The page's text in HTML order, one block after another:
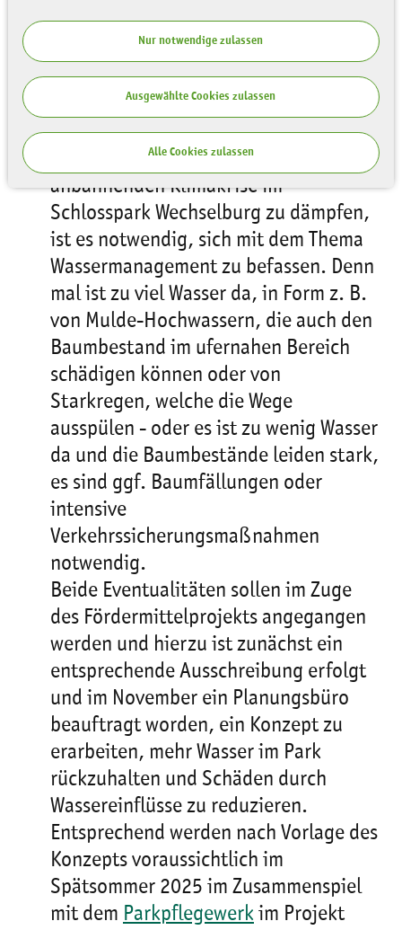
Nur notwendige zulassen
Ausgewählte Cookies zulassen
Alle Cookies zulassen
Im November sind zwei wichtige neue
Arbeitsschritte im Fördermittelprojekt
Wechselburg erfolgt:
Um die Auswirkungen der sich
anbahnenden Klimakrise im
Schlosspark Wechselburg zu dämpfen,
ist es notwendig, sich mit dem Thema
Wassermanagement zu befassen. Denn
mal ist zu viel Wasser da, in Form z. B.
von Mulde-Hochwassern, die auch den
Baumbestand im ufernahen Bereich
schädigen können oder von
Starkregen, welche die Wege
ausspülen - oder es ist zu wenig Wasser
da und die Baumbestände leiden stark,
es sind ggf. Baumfällungen oder
intensive
Verkehrssicherungsmaßnahmen
notwendig.
Beide Eventualitäten sollen im Zuge
des Fördermittelprojekts angegangen
werden und hierzu ist zunächst ein
entsprechende Ausschreibung erfolgt
und im November ein Planungsbüro
beauftragt worden, ein Konzept zu
erarbeiten, mehr Wasser im Park
rückzuhalten und Schäden durch
Wassereinflüsse zu reduzieren.
Entsprechend werden nach Vorlage des
Konzepts voraussichtlich im
Spätsommer 2025 im Zusammenspiel
mit dem Parkpflegewerk im Projekt